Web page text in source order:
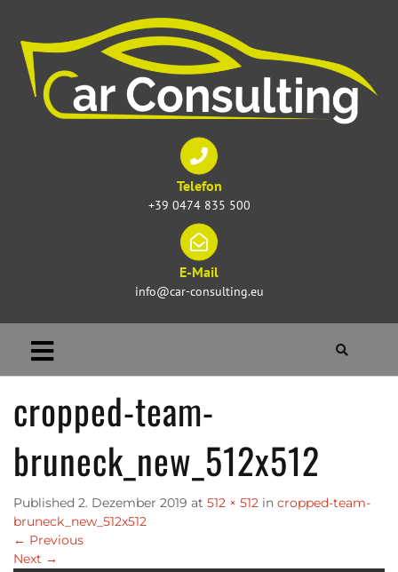
Telefon
+39 0474 835 500
E-Mail
info@car-consulting.eu
cropped-team-
bruneck_new_512x512
Published 2. Dezember 2019 at 512 × 512 in cropped-team-
bruneck_new_512x512
← Previous
Next →